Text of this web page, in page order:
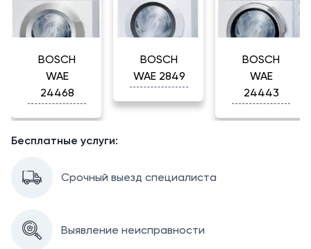
BOSCH
WAE
24468
BOSCH
WAE 2849
BOSCH
WAE
24443
Бесплатные услуги:
Срочный выезд специалиста
Выявление неисправности